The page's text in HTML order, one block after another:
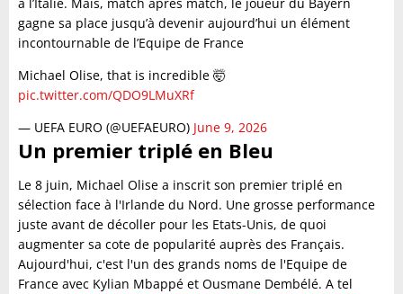
à l’Italie. Mais, match après match, le joueur du Bayern
gagne sa place jusqu’à devenir aujourd’hui un élément
incontournable de l’Equipe de France
Michael Olise, that is incredible 🤯
pic.twitter.com/QDO9LMuXRf
— UEFA EURO (@UEFAEURO) June 9, 2026
Un premier triplé en Bleu
Le 8 juin, Michael Olise a inscrit son premier triplé en
sélection face à l'Irlande du Nord. Une grosse performance
juste avant de décoller pour les Etats-Unis, de quoi
augmenter sa cote de popularité auprès des Français.
Aujourd'hui, c'est l'un des grands noms de l'Equipe de
France avec Kylian Mbappé et Ousmane Dembélé. A tel